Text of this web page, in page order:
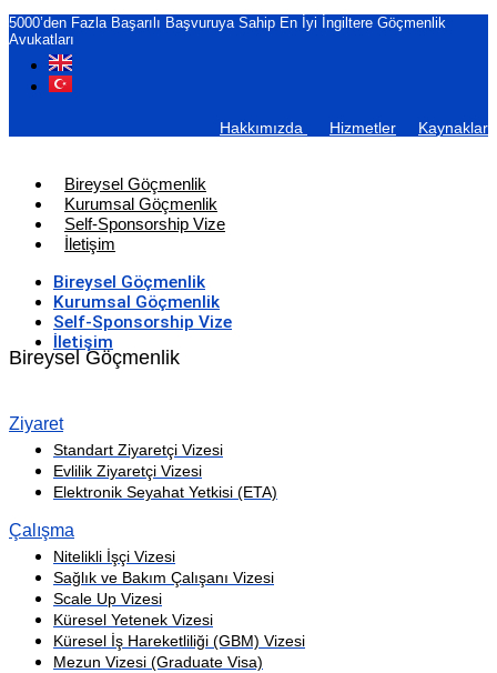
5000’den Fazla Başarılı Başvuruya Sahip En İyi İngiltere Göçmenlik
Avukatları
Hakkımızda Hizmetler Kaynaklar
Bireysel Göçmenlik
Kurumsal Göçmenlik
Self-Sponsorship Vize
İletişim
Bireysel Göçmenlik
Kurumsal Göçmenlik
Self-Sponsorship Vize
İletişim
Bireysel Göçmenlik
Ziyaret
Standart Ziyaretçi Vizesi
Evlilik Ziyaretçi Vizesi
Elektronik Seyahat Yetkisi (ETA)
Çalışma
Nitelikli İşçi Vizesi
Sağlık ve Bakım Çalışanı Vizesi
Scale Up Vizesi
Küresel Yetenek Vizesi
Küresel İş Hareketliliği (GBM) Vizesi
Mezun Vizesi (Graduate Visa)